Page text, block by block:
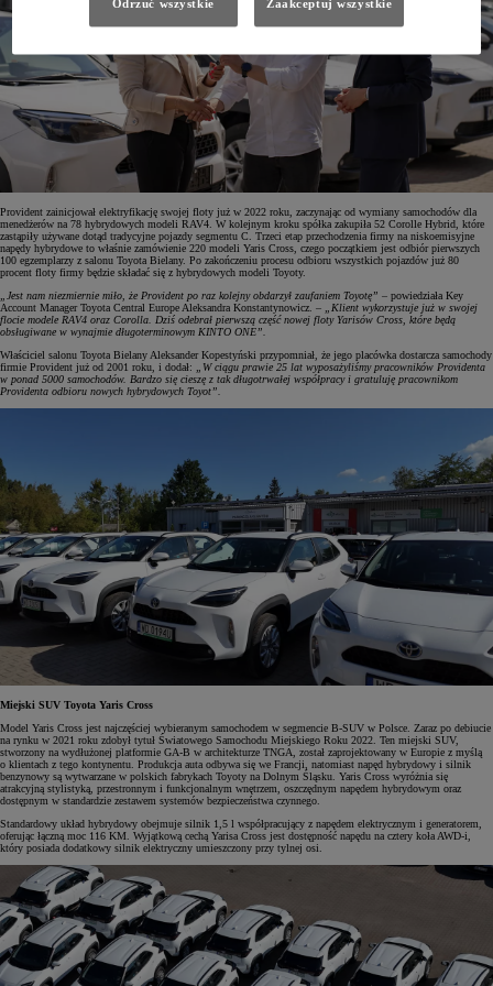
Provident zainicjował elektryfikację swojej floty już w 2022 roku, zaczynając od wymiany samochodów dla
menedżerów na 78 hybrydowych modeli RAV4. W kolejnym kroku spółka zakupiła 52 Corolle Hybrid, które
zastąpiły używane dotąd tradycyjne pojazdy segmentu C. Trzeci etap przechodzenia firmy na niskoemisyjne
napędy hybrydowe to właśnie zamówienie 220 modeli Yaris Cross, czego początkiem jest odbiór pierwszych
100 egzemplarzy z salonu Toyota Bielany. Po zakończeniu procesu odbioru wszystkich pojazdów już 80
procent floty firmy będzie składać się z hybrydowych modeli Toyoty.
„Jest nam niezmiernie miło, że Provident po raz kolejny obdarzył zaufaniem Toyotę” – powiedziała Key
Account Manager Toyota Central Europe Aleksandra Konstantynowicz. –
„Klient wykorzystuje już w swojej
flocie modele RAV4 oraz Corolla. Dziś odebrał pierwszą część nowej floty Yarisów Cross, które będą
obsługiwane w wynajmie długoterminowym KINTO ONE”.
Właściciel salonu Toyota Bielany Aleksander Kopestyński przypomniał, że jego placówka dostarcza samochody
firmie Provident już od 2001 roku, i dodał:
„W ciągu prawie 25 lat wyposażyliśmy pracowników Providenta
w ponad 5000 samochodów. Bardzo się cieszę z tak długotrwałej współpracy i gratuluję pracownikom
Providenta odbioru nowych hybrydowych Toyot”.
Miejski SUV Toyota Yaris Cross
Model Yaris Cross jest najczęściej wybieranym samochodem w segmencie B-SUV w Polsce. Zaraz po debiucie
na rynku w 2021 roku zdobył tytuł Światowego Samochodu Miejskiego Roku 2022. Ten miejski SUV,
stworzony na wydłużonej platformie GA-B w architekturze TNGA, został zaprojektowany w Europie z myślą
o klientach z tego kontynentu. Produkcja auta odbywa się we Francji, natomiast napęd hybrydowy i silnik
benzynowy są wytwarzane w polskich fabrykach Toyoty na Dolnym Śląsku. Yaris Cross wyróżnia się
atrakcyjną stylistyką, przestronnym i funkcjonalnym wnętrzem, oszczędnym napędem hybrydowym oraz
dostępnym w standardzie zestawem systemów bezpieczeństwa czynnego.
Standardowy układ hybrydowy obejmuje silnik 1,5 l współpracujący z napędem elektrycznym i generatorem,
oferując łączną moc 116 KM. Wyjątkową cechą Yarisa Cross jest dostępność napędu na cztery koła AWD-i,
który posiada dodatkowy silnik elektryczny umieszczony przy tylnej osi.
Odrzuć wszystkie Zaakceptuj wszystkie